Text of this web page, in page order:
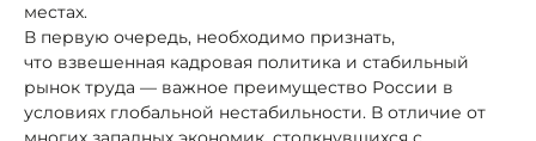
местах.
В первую очередь, необходимо признать,
что взвешенная кадровая политика и стабильный
рынок труда — важное преимущество России в
условиях глобальной нестабильности. В отличие от